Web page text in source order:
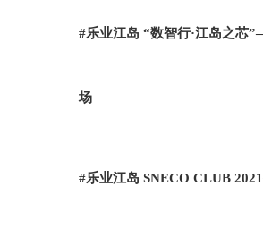
#乐业江岛 “数智行·江岛之芯
场
#乐业江岛 SNECO CLUB